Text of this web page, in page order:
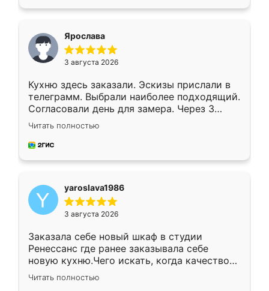
Ярослава
3 августа 2026
Кухню здесь заказали. Эскизы прислали в
телеграмм. Выбрали наиболее подходящий.
Согласовали день для замера. Через 3
недели кухня была уже готова. Остались
довольны работой. Спасибо Ренессанс
мебель за качественную работу!
Читать полностью
yaroslava1986
3 августа 2026
Заказала себе новый шкаф в студии
Ренессанс где ранее заказывала себе
новую кухню.Чего искать, когда качеством
вполне довольна. Служит кухня уже почти
два года, нареканий нет.
Читать полностью